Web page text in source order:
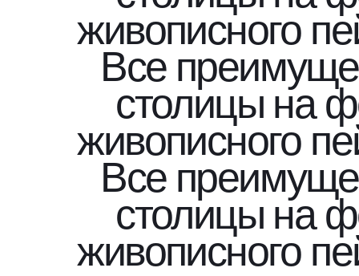
живописного
Все
столицы на
живописного
Все
столицы на
живописного